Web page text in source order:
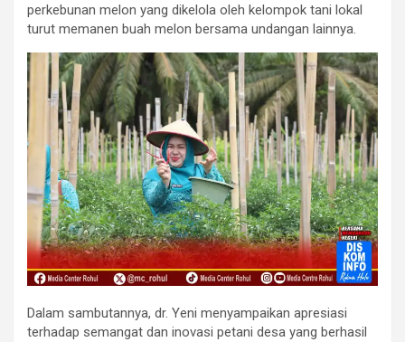
perkebunan melon yang dikelola oleh kelompok tani lokal
turut memanen buah melon bersama undangan lainnya.
Dalam sambutannya, dr. Yeni menyampaikan apresiasi
terhadap semangat dan inovasi petani desa yang berhasil